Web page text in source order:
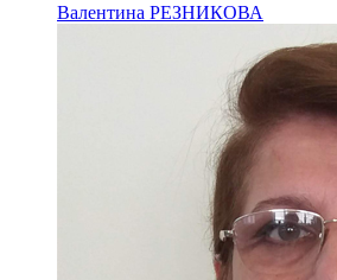
Валентина РЕЗНИКОВА